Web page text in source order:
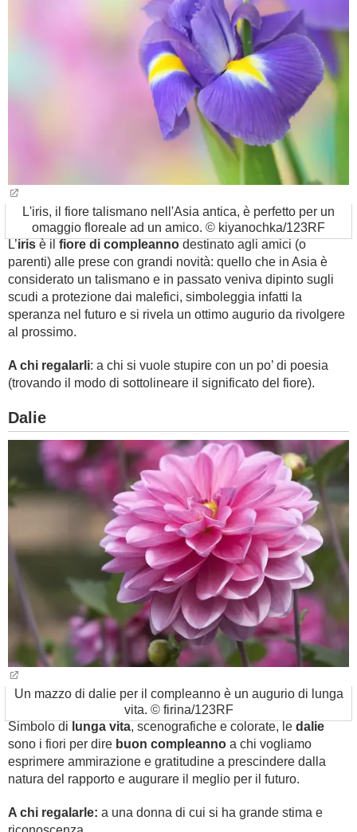
L'iris, il fiore talismano nell'Asia antica, è perfetto per un
omaggio floreale ad un amico. © kiyanochka/123RF
L’iris è il fiore di compleanno destinato agli amici (o
parenti) alle prese con grandi novità: quello che in Asia è
considerato un talismano e in passato veniva dipinto sugli
scudi a protezione dai malefici, simboleggia infatti la
speranza nel futuro e si rivela un ottimo augurio da rivolgere
al prossimo.
A chi regalarli: a chi si vuole stupire con un po’ di poesia
(trovando il modo di sottolineare il significato del fiore).
Dalie
Un mazzo di dalie per il compleanno è un augurio di lunga
vita. © firina/123RF
Simbolo di lunga vita, scenografiche e colorate, le dalie
sono i fiori per dire buon compleanno a chi vogliamo
esprimere ammirazione e gratitudine a prescindere dalla
natura del rapporto e augurare il meglio per il futuro.
A chi regalarle: a una donna di cui si ha grande stima e